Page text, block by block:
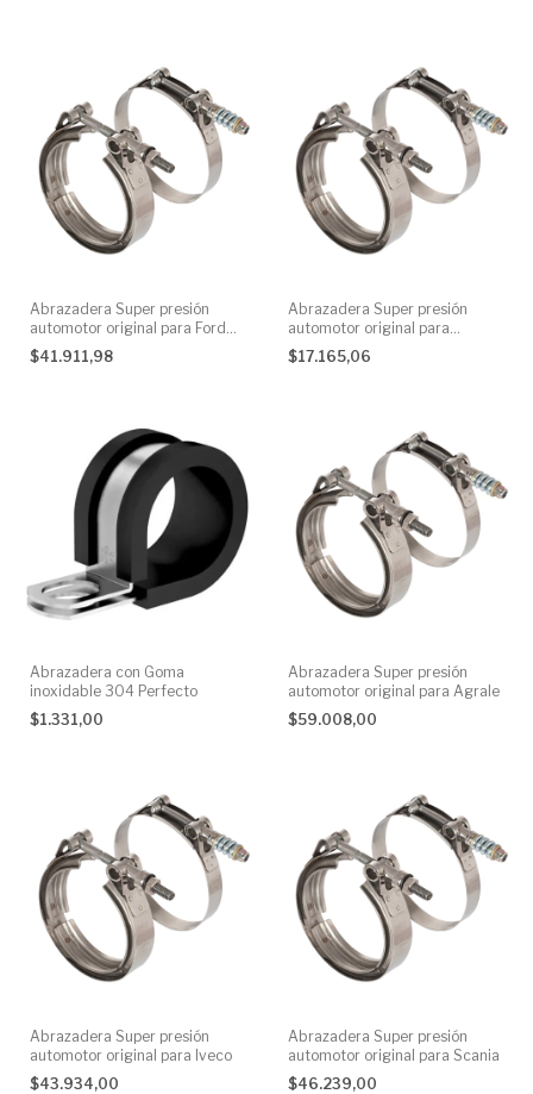
Abrazadera Super presión
automotor original para Ford
Motor Cummins
$41.911,98
Abrazadera Super presión
automotor original para
Mercedes Benz Camiones
$17.165,06
Abrazadera con Goma
inoxidable 304 Perfecto
$1.331,00
Abrazadera Super presión
automotor original para Agrale
$59.008,00
Abrazadera Super presión
automotor original para Iveco
$43.934,00
Abrazadera Super presión
automotor original para Scania
$46.239,00